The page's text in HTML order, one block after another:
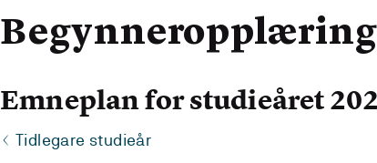
Emneplan for studieåret
Tidlegare studieår